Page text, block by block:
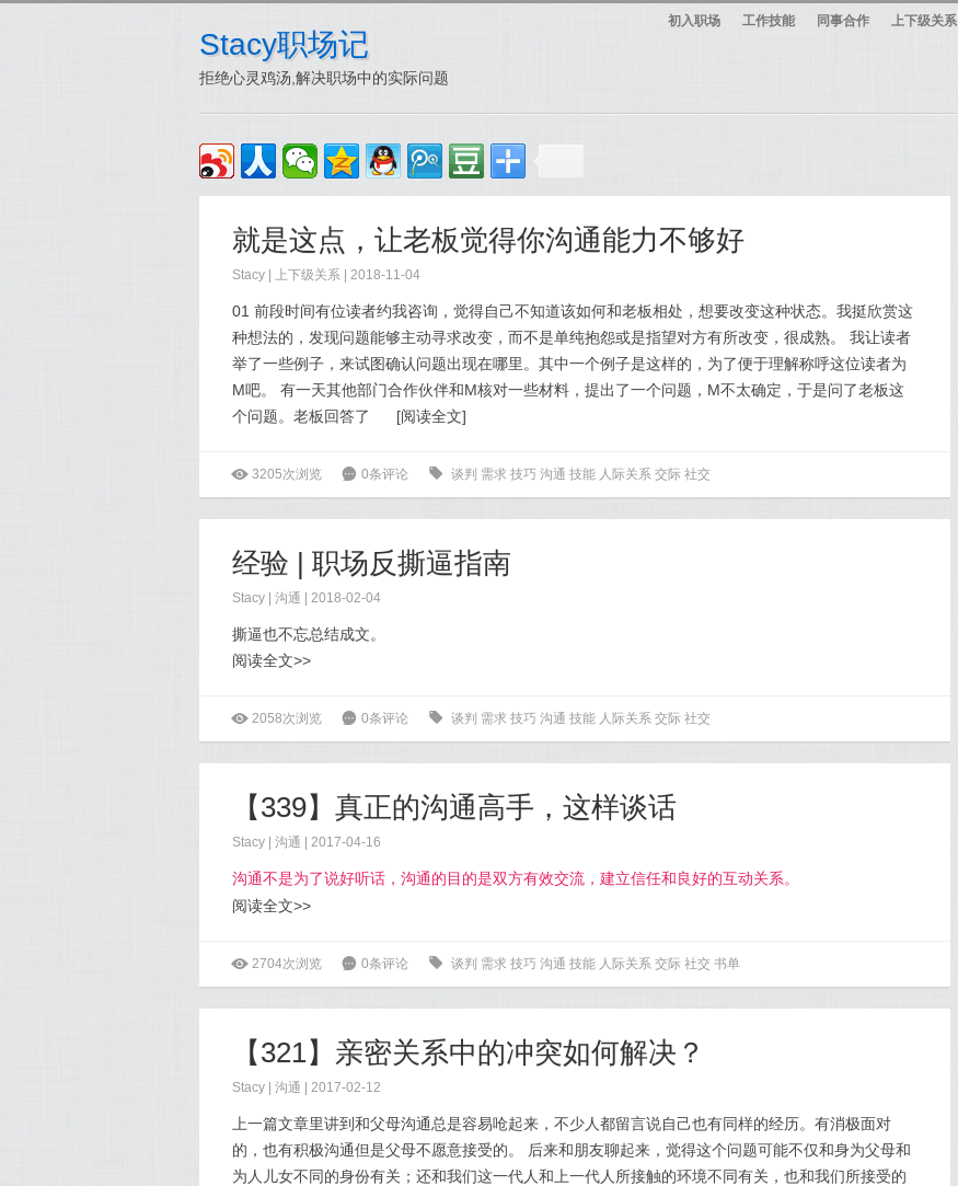
Stacy职场记
拒绝心灵鸡汤,解决职场中的实际问题
初入职场 工作技能 同事合作 上下级关系
就是这点，让老板觉得你沟通能力不够好
Stacy 上下级关系 | 2018-11-04
01 前段时间有位读者约我咨询，觉得自己不知道该如何和老板相处，想要改变这种状态。我挺欣赏这
种想法的，发现问题能够主动寻求改变，而不是单纯抱怨或是指望对方有所改变，很成熟。 我让读者
举了一些例子，来试图确认问题出现在哪里。其中一个例子是这样的，为了便于理解称呼这位读者为
M吧。 有一天其他部门合作伙伴和M核对一些材料，提出了一个问题，M不太确定，于是问了老板这
个问题。老板回答了
[阅读全文]
ė 3205次浏览 6 0条评论 0 谈判 需求 技巧 沟通 技能 人际关系 交际 社交
经验 | 职场反撕逼指南
Stacy 沟通 | 2018-02-04
撕逼也不忘总结成文。
阅读全文>>
ė 2058次浏览 6 0条评论 0 谈判 需求 技巧 沟通 技能 人际关系 交际 社交
【339】真正的沟通高手，这样谈话
Stacy 沟通 | 2017-04-16
沟通不是为了说好听话，沟通的目的是双方有效交流，建立信任和良好的互动关系。
阅读全文>>
ė 2704次浏览 6 0条评论 0 谈判 需求 技巧 沟通 技能 人际关系 交际 社交 书单
【321】亲密关系中的冲突如何解决？
Stacy 沟通 | 2017-02-12
上一篇文章里讲到和父母沟通总是容易呛起来，不少人都留言说自己也有同样的经历。有消极面对
的，也有积极沟通但是父母不愿意接受的。 后来和朋友聊起来，觉得这个问题可能不仅和身为父母和
为人儿女不同的身份有关；还和我们这一代人和上一代人所接触的环境不同有关，也和我们所接受的